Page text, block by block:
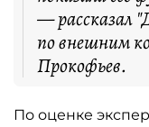
— рассказал
по внешним
Прокофьев.
По оценке